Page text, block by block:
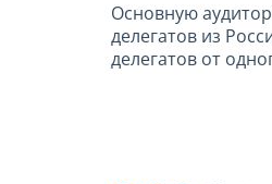
Основную
делегатов из
делегатов от